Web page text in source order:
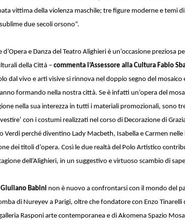
vittima della violenza maschile; tre figure moderne e temi
due secoli orsono”.
e Danza del Teatro Alighieri è un’occasione preziosa
della Città –commenta l’Assessore alla Cultura Fabio
dal vivo e arti visive si rinnova nel doppio segno del mosaico
formando nella nostra città. Se è infatti un’opera del
nella sua interezza in tutti i materiali promozionali, sono
con i costumi realizzati nel corso di Decorazione di
Verdi perché diventino Lady Macbeth, Isabella e Carmen nelle
dei titoli d’opera. Così le due realtà del Polo Artistico
dell’Alighieri, in un suggestivo e virtuoso scambio di
Giuliano Babini non è nuovo a confrontarsi con il mondo del
di Nureyev a Parigi, oltre che fondatore con Enzo Tinarelli
Rasponi arte contemporanea e di Akomena Spazio